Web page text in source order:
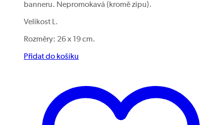
banneru. Nepromokavá (kromě zipu).
Velikost L.
Rozměry: 26 x 19 cm.
Přidat do košíku